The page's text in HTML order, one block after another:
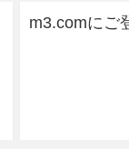
参照）
m3.comにご